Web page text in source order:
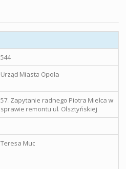
544
Urząd Miasta Opola
57. Zapytanie radnego Piotra Mielca w
sprawie remontu ul. Olsztyńskiej
Teresa Muc